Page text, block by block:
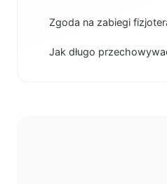
Zgoda na zabiegi
Jak długo